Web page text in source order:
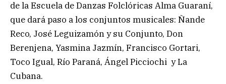
de la Escuela de Danzas Folclóricas Alma Guaraní,
que dará paso a los conjuntos musicales: Ñande
Reco, José Leguizamón y su Conjunto, Don
Berenjena, Yasmina Jazmín, Francisco Gortari,
Toco Igual, Río Paraná, Ángel Picciochi y La
Cubana.